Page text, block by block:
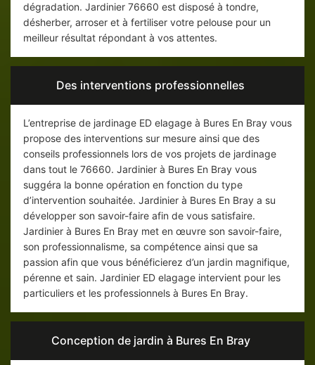
dégradation. Jardinier 76660 est disposé à tondre,
désherber, arroser et à fertiliser votre pelouse pour un
meilleur résultat répondant à vos attentes.
Des interventions professionnelles
L’entreprise de jardinage ED elagage à Bures En Bray vous
propose des interventions sur mesure ainsi que des
conseils professionnels lors de vos projets de jardinage
dans tout le 76660. Jardinier à Bures En Bray vous
suggéra la bonne opération en fonction du type
d’intervention souhaitée. Jardinier à Bures En Bray a su
développer son savoir-faire afin de vous satisfaire.
Jardinier à Bures En Bray met en œuvre son savoir-faire,
son professionnalisme, sa compétence ainsi que sa
passion afin que vous bénéficierez d’un jardin magnifique,
pérenne et sain. Jardinier ED elagage intervient pour les
particuliers et les professionnels à Bures En Bray.
Conception de jardin à Bures En Bray